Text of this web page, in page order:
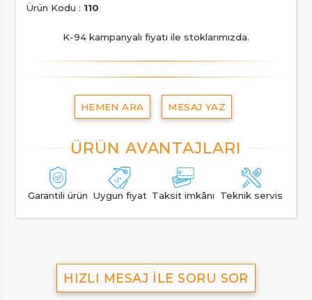
Ürün Kodu : 110
K-94 kampanyalı fiyatı ile stoklarımızda.
HEMEN ARA MESAJ YAZ
Garantili ürün Uygun fiyat Taksit imkânı Teknik servis
HIZLI MESAJ İLE SORU SOR